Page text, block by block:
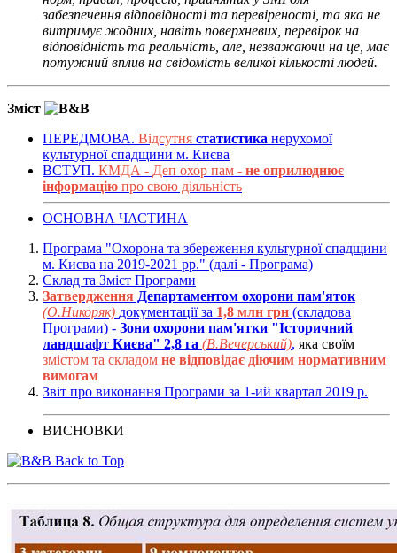
забезпечення відповідності та перевіреності, та яка не
витримує жодних, навіть поверхневих, перевірок на
відповідність та реальність, але, незважаючи на це, має
потужний вплив на свідомість великої кількості людей.
Зміст
ПЕРЕДМОВА. Відсутня статистика нерухомої
культурної спадщини м. Києва
ВСТУП. КМДА - Деп охор пам - не оприлюднює
інформацію про свою діяльність
ОСНОВНА ЧАСТИНА
Програма "Охорона та збереження культурної спадщини
м. Києва на 2019-2021 рр." (далі - Програма)
Склад та Зміст Програми
Затвердження Департаментом охорони пам'яток
(О.Никоряк) документації за 1,8 млн грн (складова
Програми) - Зони охорони пам'ятки "Історичний
ландшафт Києва" 2,8 га (В.Вечерський), яка своїм
змістом та складом не відповідає діючим нормативним
вимогам
Звіт про виконання Програми за 1-ий квартал 2019 р.
ВИСНОВКИ
Back to Top